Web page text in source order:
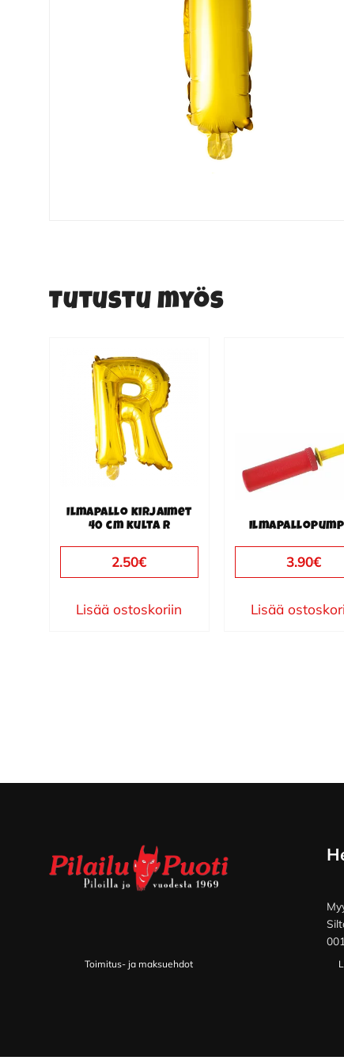
Tutustu myös
Ilmapallo kirjaimet
40 cm kulta R
2.50€
Lisää ostoskoriin
3.90€
Lisää
Toimitus- ja maksuehdot